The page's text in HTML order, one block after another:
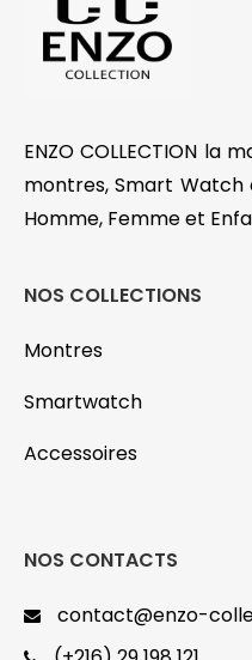
ENZO COLLECTION la
montres, Smart
Homme, Femme et
NOS COLLECTIONS
Montres
Smartwatch
Accessoires
NOS CONTACTS
contact@enzo-